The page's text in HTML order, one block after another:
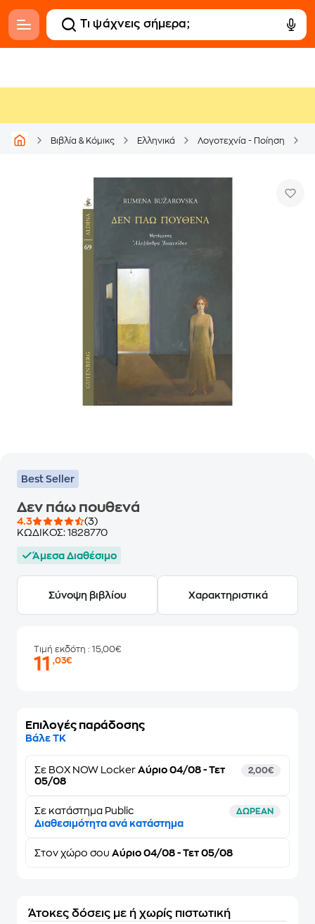
Βιβλία & Κόμικς Ελληνικά Λογοτεχνία - Ποίηση
Best Seller
Δεν πάω πουθενά
4.3
(3)
ΚΩΔΙΚΟΣ: 1828770
Άμεσα Διαθέσιμο
Σύνοψη βιβλίου Χαρακτηριστικά
Τιμή εκδότη : 15,00€
11,03€
Επιλογές παράδοσης
Βάλε ΤΚ
Σε BOX NOW Locker Αύριο 04/08 - Τετ
05/08
2,00€
Σε κατάστημα Public ΔΩΡΕΑΝ
Διαθεσιμότητα ανά κατάστημα
Στον χώρο σου Αύριο 04/08 - Τετ 05/08
Άτοκες δόσεις με ή χωρίς πιστωτική